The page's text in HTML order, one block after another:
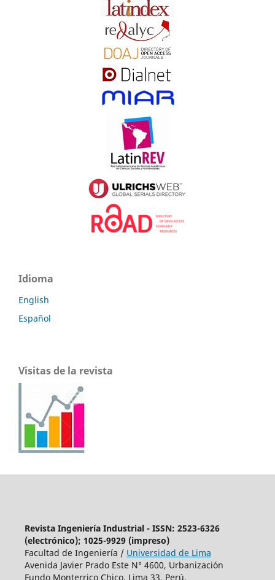
Idioma
English
Español
Visitas de la revista
Revista Ingeniería Industrial - ISSN: 2523-6326
(electrónico); 1025-9929 (impreso)
Facultad de Ingeniería / Universidad de Lima
Avenida Javier Prado Este N° 4600, Urbanización
Fundo Monterrico Chico, Lima 33, Perú.